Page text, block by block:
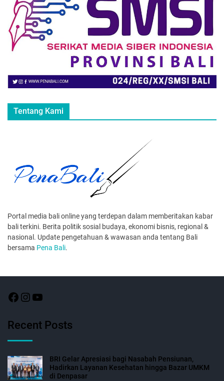
Tentang Kami
Portal media bali online yang terdepan dalam memberitakan kabar
bali terkini. Berita politik sosial budaya, ekonomi bisnis, regional &
nasional. Update pengetahuan & wawasan anda tentang Bali
bersama Pena Bali.
Recent Posts
BRI Gelar Apresiasi bagi Nasabah Pensiunan,
Hadirkan Layanan Kesehatan hingga Bazar UMKM
di Denpasar